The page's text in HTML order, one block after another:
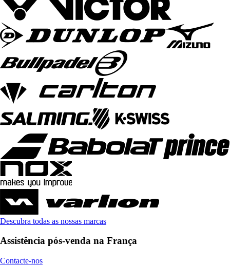
Descubra todas as nossas marcas
Assistência pós-venda na França
Contacte-nos